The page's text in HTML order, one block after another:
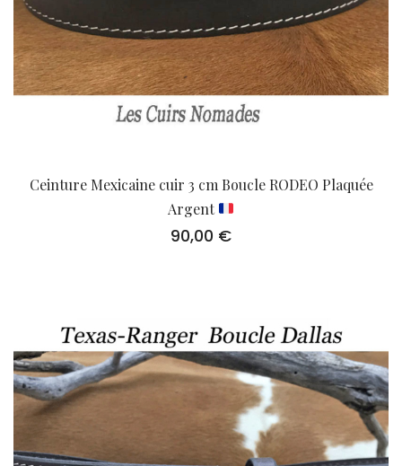
Ceinture Mexicaine cuir 3 cm Boucle RODEO Plaquée
Argent
90,00 €